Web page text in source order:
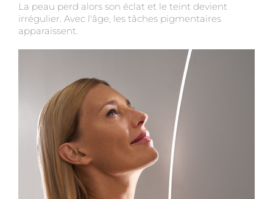
La peau perd alors son éclat et le teint devient
irrégulier. Avec l'âge, les tâches pigmentaires
apparaissent.